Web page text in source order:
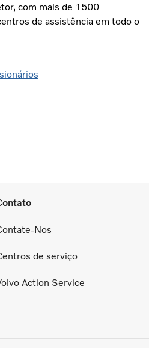
com mais de 1500
de assistência em todo o
Nos
de serviço
Action Service